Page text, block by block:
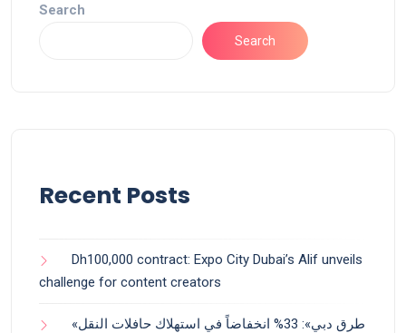
Search
Search
Recent Posts
Dh100,000 contract: Expo City Dubai’s Alif unveils
challenge for content creators
«طرق دبي»: 33% انخفاضاً في استهلاك حافلات النقل